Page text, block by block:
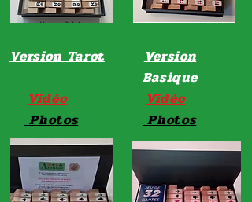
Version Tarot
Vidéo
Photos
Version
Basique
Vidéo
Photos